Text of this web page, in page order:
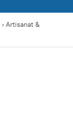
› Artisanat &